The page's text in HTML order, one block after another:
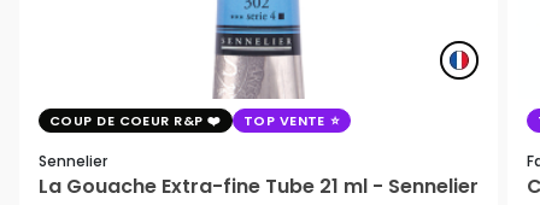
COUP DE COEUR R&P TOP VENTE
Sennelier
La Gouache Extra-fine Tube 21 ml - Sennelier